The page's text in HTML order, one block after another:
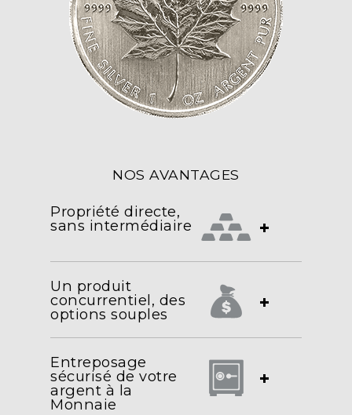
NOS AVANTAGES
Propriété directe,
sans intermédiaire +
Un produit
concurrentiel, des
options souples
+
Entreposage
sécurisé de votre
argent à la
Monnaie
+